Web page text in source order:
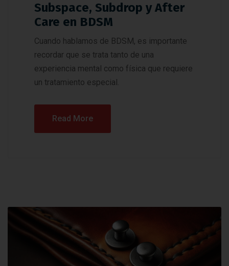
Subspace, Subdrop y After
Care en BDSM
Cuando hablamos de BDSM, es importante
recordar que se trata tanto de una
experiencia mental como física que requiere
un tratamiento especial.
Read More